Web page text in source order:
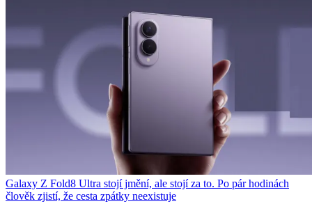
Galaxy Z Fold8 Ultra stojí jmění, ale stojí za to. Po pár hodinách
člověk zjistí, že cesta zpátky neexistuje